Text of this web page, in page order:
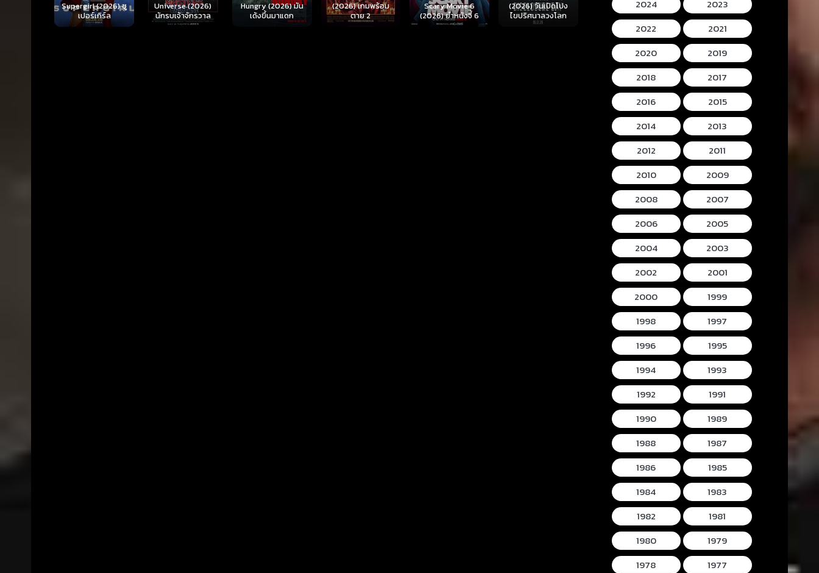
Universe (2026)
นักรบเจ้าจักรวาล
Hungry (2026) มัน
เด้งขึ้นมาแดก
(2026) เกมพร้อม
ตาย 2
Scary Movie 6
(2026) ยำหนังจี้ 6
(2026) วันเปิดโปง
ไขปริศนาลวงโลก
Backrooms (2026)
นรกห้องลับ
Hokum (2026) ห้อง
กุมวิญญาณ
(2026) มอร์ทัล คอม
แบท 2
2024
2023
2022
2021
2020
2019
2018
2017
2016
2015
2014
2013
2012
2011
2010
2009
2008
2007
2006
2005
2004
2003
2002
2001
2000
1999
1998
1997
1996
1995
1994
1993
1992
1991
1990
1989
1988
1987
1986
1985
1984
1983
1982
1981
1980
1979
1978
1977